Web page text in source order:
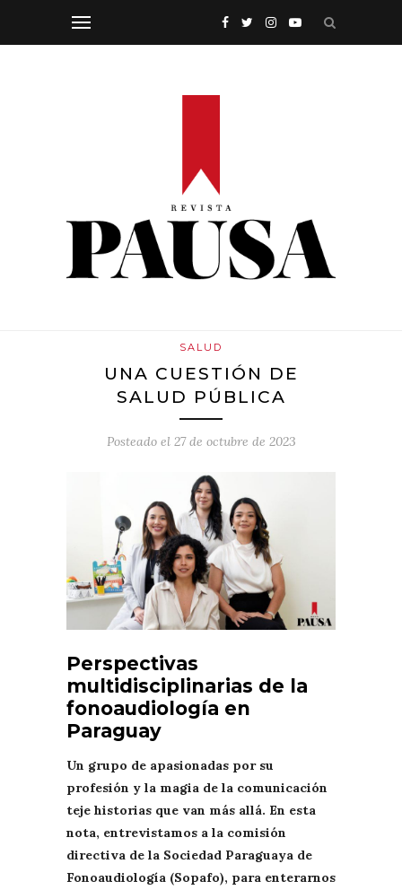
SALUD
UNA CUESTIÓN DE
SALUD PÚBLICA
Posteado el 27 de octubre de 2023
Perspectivas
multidisciplinarias de la
fonoaudiología en
Paraguay
Un grupo de apasionadas por su
profesión y la magia de la comunicación
teje historias que van más allá. En esta
nota, entrevistamos a la comisión
directiva de la Sociedad Paraguaya de
Fonoaudiología (Sopafo), para enterarnos